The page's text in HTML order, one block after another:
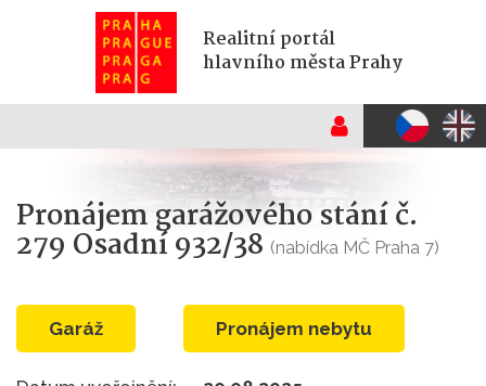
Realitní portál
hlavního města Prahy
Pronájem garážového stání č.
279 Osadní 932/38 (nabídka MČ Praha 7)
garáž Pronájem nebytu